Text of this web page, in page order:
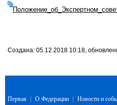
Создана: 05.12.2018 10:18,
Первая О Федерации Новости и